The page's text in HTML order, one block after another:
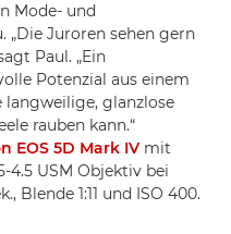
Mode- und
Juroren sehen gern
Paul. „Ein
Potenzial aus einem
langweilige, glanzlose
rauben kann.“
EOS 5D Mark IV mit
4.5 USM Objektiv bei
Blende 1:11 und ISO 400.